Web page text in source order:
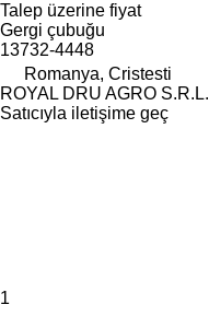
Talep üzerine fiyat
Gergi çubuğu
13732-4448
Romanya, Cristesti
ROYAL DRU AGRO S.R.L.
Satıcıyla iletişime geç
1